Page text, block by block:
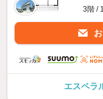
3階 /
エスペラ